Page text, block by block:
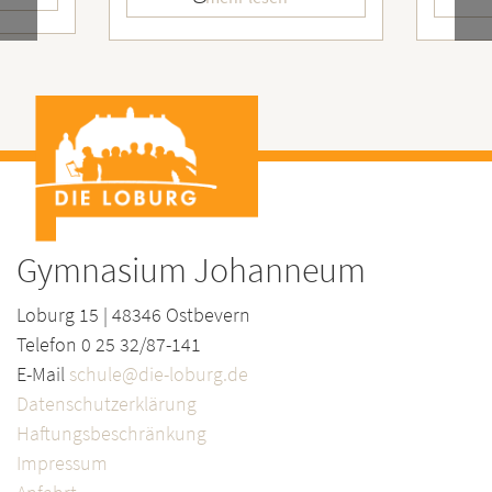
Gymnasium Johanneum
Loburg 15 | 48346 Ostbevern
Telefon 0 25 32/87-141
E-Mail schule@die-loburg.de
Datenschutzerklärung
Haftungsbeschränkung
Impressum